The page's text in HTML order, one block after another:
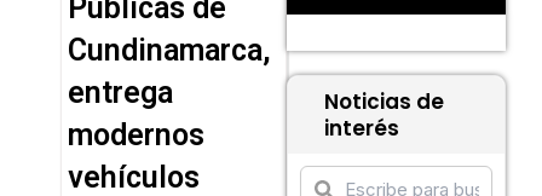
Públicas de
Cundinamarca,
entrega
modernos
vehículos
Noticias de
interés